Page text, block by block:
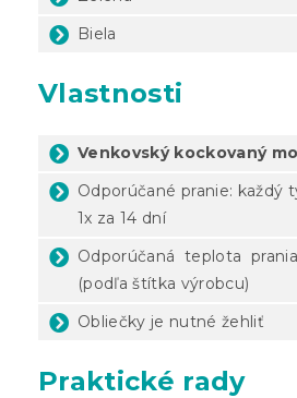
Biela
Vlastnosti
Venkovský kockovaný
Odporúčané pranie: každý
1x za 14 dní
Odporúčaná teplota
(podľa štítka výrobcu)
Obliečky je nutné žehliť
Praktické rady